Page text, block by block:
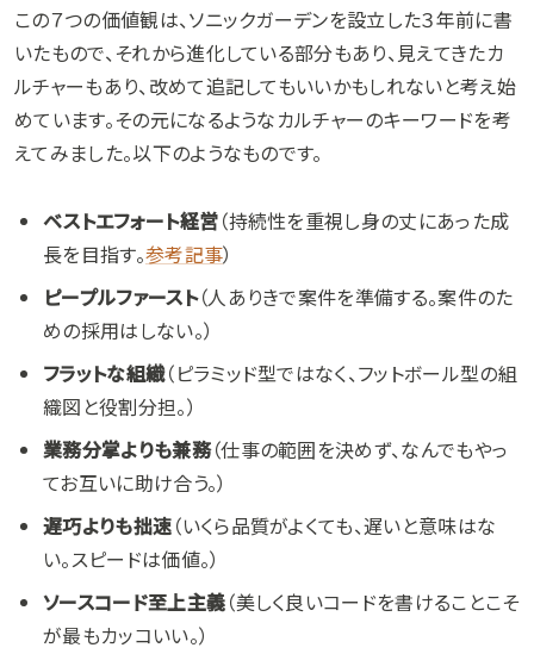
この７つの価値観は、ソニックガーデンを設立した３年前に書
いたもので、それから進化している部分もあり、見えてきたカ
ルチャーもあり、改めて追記してもいいかもしれないと考え始
めています。その元になるようなカルチャーのキーワードを考
えてみました。以下のようなものです。
ベストエフォート経営（持続性を重視し身の丈にあった成
長を目指す。参考記事）
ピープルファースト（人ありきで案件を準備する。案件のた
めの採用はしない。）
フラットな組織（ピラミッド型ではなく、フットボール型の組
織図と役割分担。）
業務分掌よりも兼務（仕事の範囲を決めず、なんでもやっ
てお互いに助け合う。）
遅巧よりも拙速（いくら品質がよくても、遅いと意味はな
い。スピードは価値。）
ソースコード至上主義（美しく良いコードを書けることこそ
が最もカッコいい。）